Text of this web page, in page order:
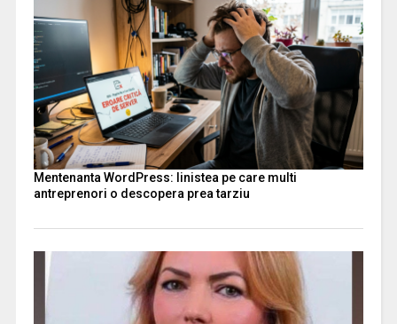
Mentenanta WordPress: linistea pe care multi
antreprenori o descopera prea tarziu